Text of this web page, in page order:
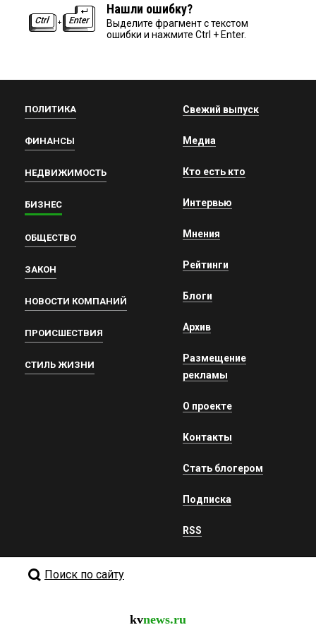
Нашли ошибку?
Выделите фрагмент с текстом
ошибки и нажмите Ctrl + Enter.
ПОЛИТИКА
ФИНАНСЫ
НЕДВИЖИМОСТЬ
БИЗНЕС
ОБЩЕСТВО
ЗАКОН
НОВОСТИ КОМПАНИЙ
ПРОИСШЕСТВИЯ
СТИЛЬ ЖИЗНИ
Свежий выпуск
Медиа
Кто есть кто
Интервью
Мнения
Рейтинги
Блоги
Архив
Размещение
рекламы
О проекте
Контакты
Стать блогером
Подписка
RSS
Поиск по сайту
kvnews.ru